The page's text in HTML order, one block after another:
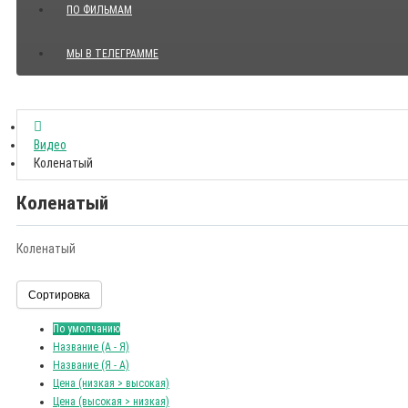
Показать все Цитаты с видео
ПО ФИЛЬМАМ
МЫ В ТЕЛЕГРАММЕ
Видео
Коленатый
Коленатый
Коленатый
Сортировка
По умолчанию
Название (А - Я)
Название (Я - А)
Цена (низкая > высокая)
Цена (высокая > низкая)